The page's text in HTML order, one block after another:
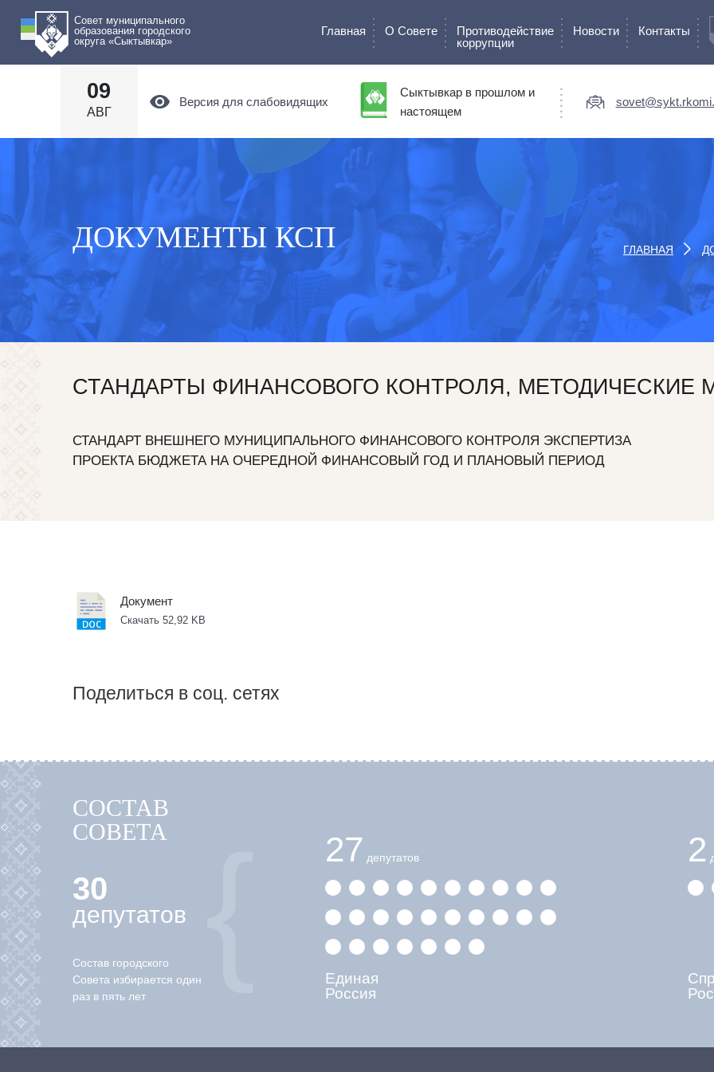
Совет муниципального
образования городского
округа «Сыктывкар»
Главная О Cовете
Противодействие
коррупции
Новости Контакты
09
АВГ
Версия для слабовидящих
Сыктывкар в прошлом и
настоящем
ДОКУМЕНТЫ КСП ГЛАВНАЯ
СТАНДАРТЫ ФИНАНСОВОГО КОНТРОЛЯ, МЕТОДИЧЕСКИЕ
СТАНДАРТ ВНЕШНЕГО МУНИЦИПАЛЬНОГО ФИНАНСОВОГО КОНТРОЛЯ ЭКСПЕРТИЗА
ПРОЕКТА БЮДЖЕТА НА ОЧЕРЕДНОЙ ФИНАНСОВЫЙ ГОД И ПЛАНОВЫЙ ПЕРИОД
Документ
Скачать 52,92 KB
Поделиться в соц. сетях
СОСТАВ
СОВЕТА
30
депутатов
Состав городского
Совета избирается один
раз в пять лет
27 депутатов
Единая
Россия
2